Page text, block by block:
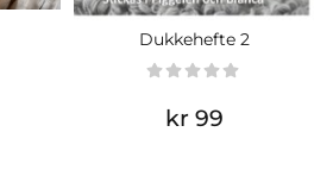
Dukkehefte 2
kr 99